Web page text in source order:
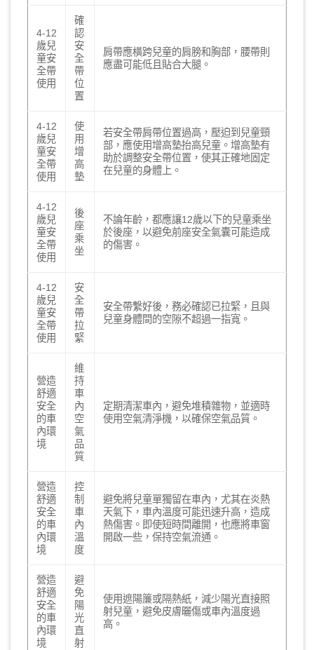
4-12
歲兒
童安
全帶
使用
確
認
安
全
帶
位
置
肩帶應橫跨兒童的肩膀和胸部，腰帶則
應盡可能低且貼合大腿。
4-12
歲兒
童安
全帶
使用
使
用
增
高
墊
若安全帶肩帶位置過高，壓迫到兒童頸
部，應使用增高墊抬高兒童。增高墊有
助於調整安全帶位置，使其正確地固定
在兒童的身體上。
4-12
歲兒
童安
全帶
使用
後
座
乘
坐
不論年齡，都應讓12歲以下的兒童乘坐
於後座，以避免前座安全氣囊可能造成
的傷害。
4-12
歲兒
童安
全帶
使用
安
全
帶
拉
緊
安全帶繫好後，務必確認已拉緊，且與
兒童身體間的空隙不超過一指寬。
營造
舒適
安全
的車
內環
境
維
持
車
內
空
氣
品
質
定期清潔車內，避免堆積雜物，並適時
使用空氣清淨機，以確保空氣品質。
營造
舒適
安全
的車
內環
境
控
制
車
內
溫
度
避免將兒童單獨留在車內，尤其在炎熱
天氣下，車內溫度可能迅速升高，造成
熱傷害。即使短時間離開，也應將車窗
開啟一些，保持空氣流通。
營造
舒適
安全
的車
內環
境
避
免
陽
光
直
射
使用遮陽簾或隔熱紙，減少陽光直接照
射兒童，避免皮膚曬傷或車內溫度過
高。